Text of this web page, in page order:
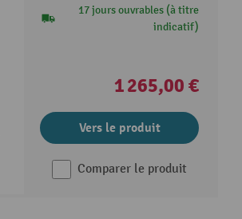
17 jours ouvrables (à titre
indicatif)
1 265,00 €
Vers le produit
Comparer le produit